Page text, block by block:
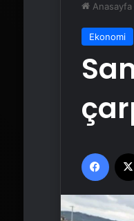
Anasayfa
Ekonomi